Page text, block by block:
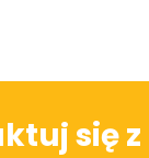
się